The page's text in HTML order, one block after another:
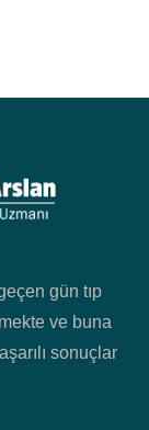
gün tıp
ve buna
sonuçlar